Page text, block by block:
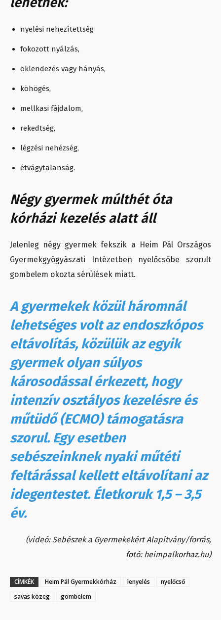
nyelési nehezítettség
fokozott nyálzás,
öklendezés vagy hányás,
köhögés,
mellkasi fájdalom,
rekedtség,
légzési nehézség,
étvágytalanság.
Négy gyermek múlthét óta
kórházi kezelés alatt áll
Jelenleg négy gyermek fekszik a Heim Pál Országos
Gyermekgyógyászati Intézetben nyelőcsőbe szorult
gombelem okozta sérülések miatt.
A gyermekek közül háromnál
lehetséges volt az endoszkópos
eltávolítás, közülük az egyik
gyermek olyan súlyos
károsodással érkezett, hogy
intenzív osztályos kezelésre és
műtüdő (ECMO) támogatásra
szorul. Egy esetben
sebészeinknek nyaki műtéti
feltárással kellett eltávolítani az
idegentestet. Életkoruk 1,5 – 3,5
év.
(videó: Sebészek a Gyermekekért Alapítvány/forrás,
fotó: heimpalkorhaz.hu)
CÍMKÉK Heim Pál Gyermekkórház lenyelés
nyelőcső
savas közeg
gombelem